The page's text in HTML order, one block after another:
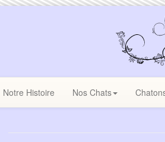
Notre Histoire Nos Chats